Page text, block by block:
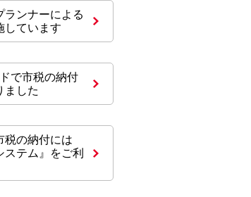
ランナーによる
しています
で市税の納付
ました
税の納付には
ステム』をご利